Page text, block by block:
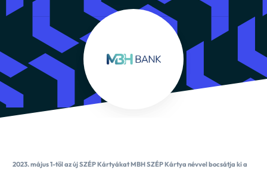
2023. május 1-től az új SZÉP Kártyákat MBH SZÉP Kártya névvel bocsátja ki a